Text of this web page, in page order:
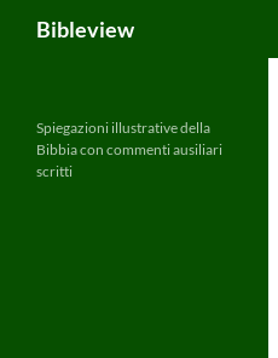
content
Bibleview
Spiegazioni illustrative della
Bibbia con commenti ausiliari
scritti